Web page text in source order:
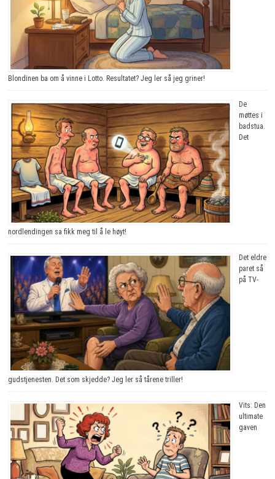
Blondinen ba om å vinne i Lotto. Resultatet? Jeg ler så jeg griner!
De
møttes i
badstua.
Det
nordlendingen sa fikk meg til å le høyt!
Det eldre
paret så
på TV-
gudstjenesten. Det som skjedde? Jeg ler så tårene triller!
Vits: Den
ultimate
gaven